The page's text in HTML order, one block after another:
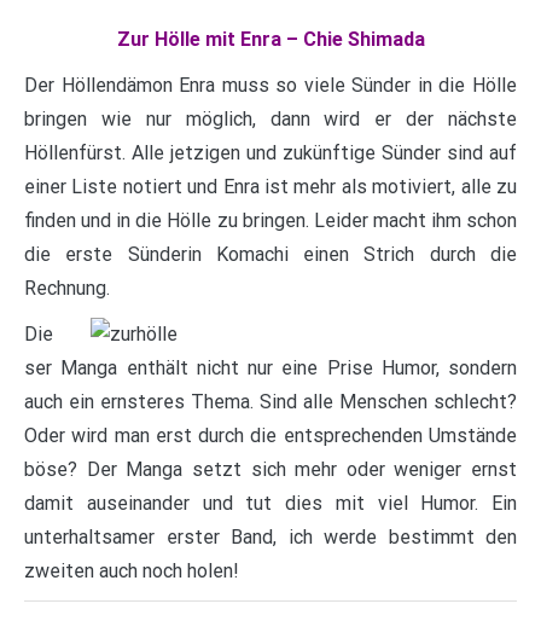
Zur Hölle mit Enra – Chie Shimada
Der Höllendämon Enra muss so viele Sünder in die Hölle
bringen wie nur möglich, dann wird er der nächste
Höllenfürst. Alle jetzigen und zukünftige Sünder sind auf
einer Liste notiert und Enra ist mehr als motiviert, alle zu
finden und in die Hölle zu bringen. Leider macht ihm schon
die erste Sünderin Komachi einen Strich durch die
Rechnung.
Die
ser Manga enthält nicht nur eine Prise Humor, sondern
auch ein ernsteres Thema. Sind alle Menschen schlecht?
Oder wird man erst durch die entsprechenden Umstände
böse? Der Manga setzt sich mehr oder weniger ernst
damit auseinander und tut dies mit viel Humor. Ein
unterhaltsamer erster Band, ich werde bestimmt den
zweiten auch noch holen!